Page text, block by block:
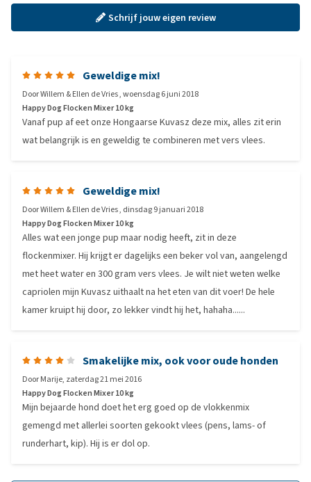
Schrijf jouw eigen review
Geweldige mix!
DoorWillem & Ellen de Vries,woensdag 6 juni 2018
Happy Dog Flocken Mixer 10 kg
Vanaf pup af eet onze Hongaarse Kuvasz deze mix, alles zit erin
wat belangrijk is en geweldig te combineren met vers vlees.
Geweldige mix!
DoorWillem & Ellen de Vries, dinsdag 9 januari 2018
Happy Dog Flocken Mixer 10 kg
Alles wat een jonge pup maar nodig heeft, zit in deze
flockenmixer. Hij krijgt er dagelijks een beker vol van, aangelengd
met heet water en 300 gram vers vlees. Je wilt niet weten welke
capriolen mijn Kuvasz uithaalt na het eten van dit voer! De hele
kamer kruipt hij door, zo lekker vindt hij het, hahaha......
Smakelijke mix, ook voor oude honden
DoorMarije, zaterdag 21 mei 2016
Happy Dog Flocken Mixer 10 kg
Mijn bejaarde hond doet het erg goed op de vlokkenmix
gemengd met allerlei soorten gekookt vlees (pens, lams- of
runderhart, kip). Hij is er dol op.